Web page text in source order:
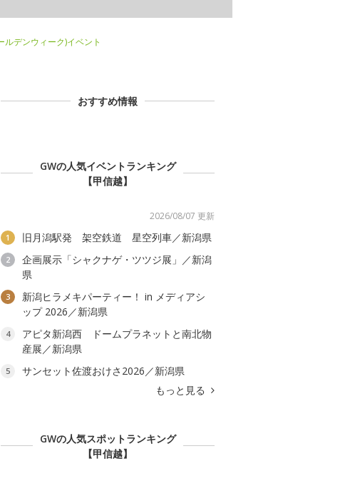
デンウィーク)イベント
おすすめ情報
GWの人気イベントランキング
【甲信越】
2026/08/07 更新
1 旧月潟駅発 架空鉄道 星空列車／新潟県
2
企画展示「シャクナゲ・ツツジ展」／新潟
県
3
新潟ヒラメキパーティー！ in メディアシ
ップ 2026／新潟県
4
アピタ新潟西 ドームプラネットと南北物
産展／新潟県
5
サンセット佐渡おけさ2026／新潟県
もっと見る
GWの人気スポットランキング
【甲信越】